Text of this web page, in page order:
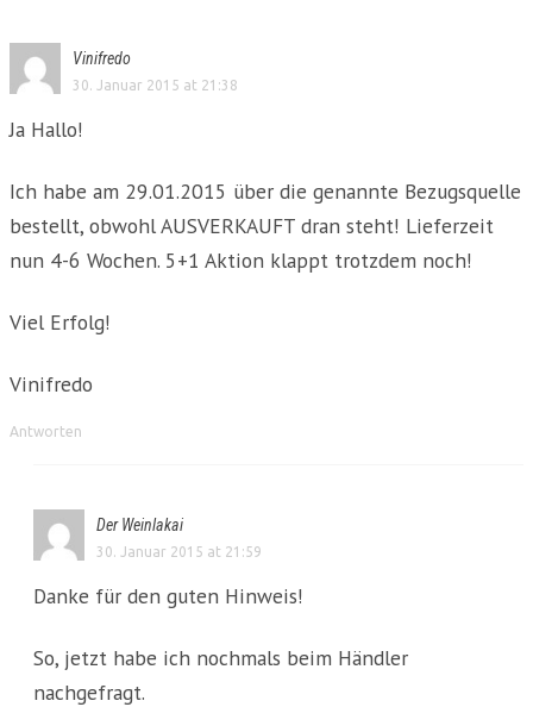
Vinifredo
30. Januar 2015 at 21:38
Ja Hallo!
Ich habe am 29.01.2015 über die genannte Bezugsquelle
bestellt, obwohl AUSVERKAUFT dran steht! Lieferzeit
nun 4-6 Wochen. 5+1 Aktion klappt trotzdem noch!
Viel Erfolg!
Vinifredo
Antworten
Der Weinlakai
30. Januar 2015 at 21:59
Danke für den guten Hinweis!
So, jetzt habe ich nochmals beim Händler
nachgefragt.